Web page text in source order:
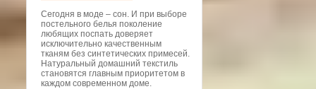
Сегодня в моде – сон. И при выборе
постельного белья поколение
любящих поспать доверяет
исключительно качественным
тканям без синтетических примесей.
Натуральный домашний текстиль
становятся главным приоритетом в
каждом современном доме.